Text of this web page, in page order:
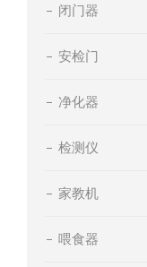
闭门器
安检门
净化器
检测仪
家教机
喂食器